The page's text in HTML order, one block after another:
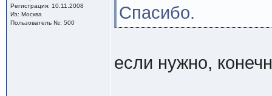
Регистрация: 10.11.2008
Из: Москва
Пользователь №: 500
Спасибо.
если нужно,